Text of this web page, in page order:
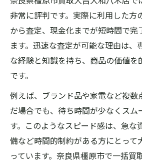
非常に評判です。実際に利用した方
から査定、現金化までが短時間で完
ます。迅速な査定が可能な理由は、
な経験と知識を持ち、商品の価値を
です。
例えば、ブランド品や家電など複数
だ場合でも、待ち時間が少なくスム
す。このようなスピード感は、急な
備など時間的制約がある方にとって
っています。奈良県橿原市で一括買